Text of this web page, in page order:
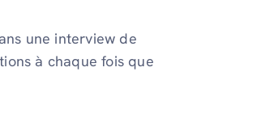
une interview de
à chaque fois que